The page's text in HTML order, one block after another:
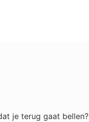
je terug gaat bellen?